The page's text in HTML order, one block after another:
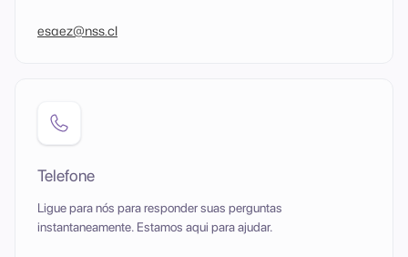
esaez@nss.cl
Telefone
Ligue para nós para responder suas perguntas
instantaneamente. Estamos aqui para ajudar.